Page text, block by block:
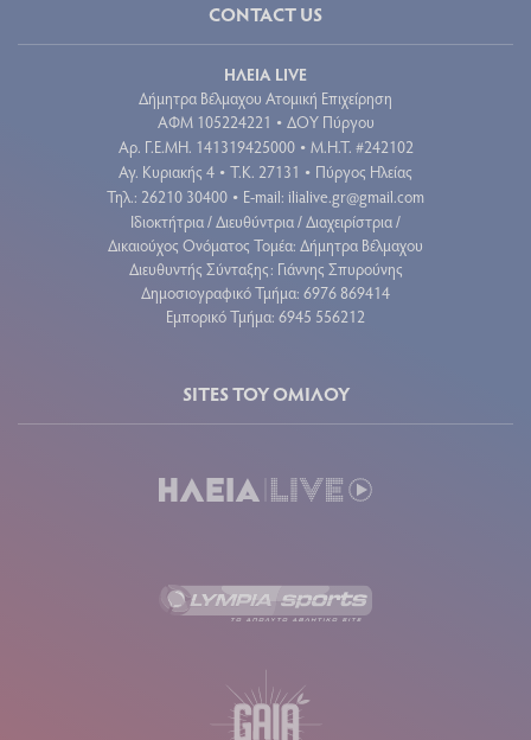
CONTACT US
ΗΛΕΙΑ LIVE
Δήμητρα Βέλμαχου Ατομική Επιχείρηση
ΑΦΜ 105224221 • ΔΟΥ Πύργου
Aρ. Γ.Ε.ΜΗ. 141319425000 • Μ.Η.Τ. #242102
Αγ. Κυριακής 4 • Τ.Κ. 27131 • Πύργος Ηλείας
Τηλ.: 26210 30400 • E-mail: ilialive.gr@gmail.com
Ιδιοκτήτρια / Διευθύντρια / Διαχειρίστρια /
Δικαιούχος Ονόματος Τομέα: Δήμητρα Βέλμαχου
Διευθυντής Σύνταξης: Γιάννης Σπυρούνης
Δημοσιογραφικό Τμήμα: 6976 869414
Εμπορικό Τμήμα: 6945 556212
SITES ΤΟΥ ΟΜΙΛΟΥ